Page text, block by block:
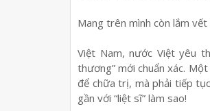
Mang trên mình còn lắm vết
Việt Nam, nước Việt yêu th
thương” mới chuẩn xác. Một
để chữa trị, mà phải tiếp tụ
gần với “liệt sĩ” làm sao!